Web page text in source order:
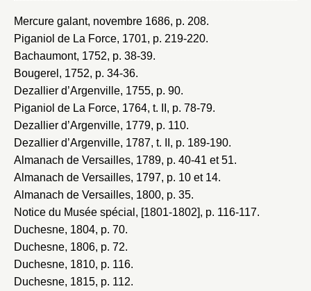
Mercure galant, novembre 1686, p. 208.
Piganiol de La Force, 1701, p. 219-220.
Bachaumont, 1752, p. 38-39.
Bougerel, 1752, p. 34-36.
Dezallier d’Argenville, 1755, p. 90.
Piganiol de La Force, 1764, t. II, p. 78-79.
Dezallier d’Argenville, 1779, p. 110.
Dezallier d’Argenville, 1787, t. II, p. 189-190.
Almanach de Versailles, 1789, p. 40-41 et 51.
Almanach de Versailles, 1797, p. 10 et 14.
Almanach de Versailles, 1800, p. 35.
Notice du Musée spécial, [1801-1802], p. 116-117.
Duchesne, 1804, p. 70.
Duchesne, 1806, p. 72.
Duchesne, 1810, p. 116.
Duchesne, 1815, p. 112.